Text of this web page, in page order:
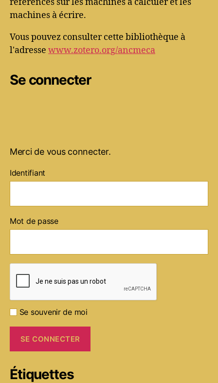
machines à écrire.
Vous pouvez consulter cette bibliothèque à
l'adresse www.zotero.org/ancmeca
Se connecter
Merci de vous connecter.
Identifiant
Mot de passe
Se souvenir de moi
Étiquettes